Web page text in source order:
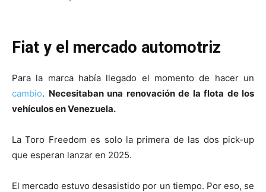
Fiat y el mercado automotriz
Para la marca había llegado el momento de hacer un
cambio. Necesitaban una renovación de la flota de los
vehículos en Venezuela.
La Toro Freedom es solo la primera de las dos pick-up
que esperan lanzar en 2025.
El mercado estuvo desasistido por un tiempo. Por eso, se